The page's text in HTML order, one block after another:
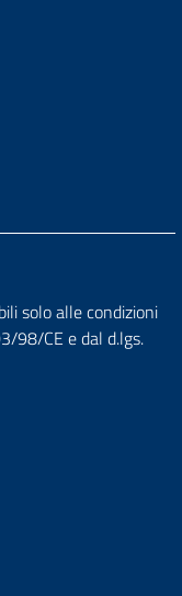
solo alle condizioni
98/CE e dal d.lgs.